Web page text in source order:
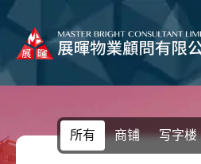
所有 商铺 写字楼